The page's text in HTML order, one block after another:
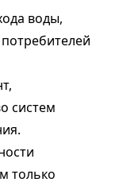
воды,
систем
только